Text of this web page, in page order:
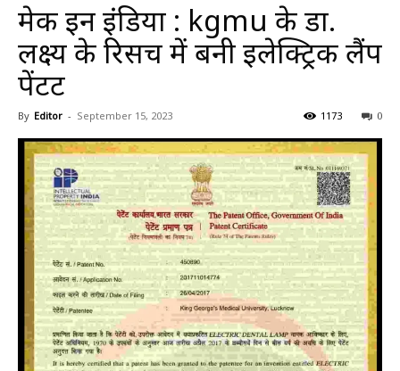
मेक इन इंडिया : kgmu के डा.
लक्ष्य के रिसर्च में बनी इलेक्ट्रिक लैंप
पेंटट
By Editor - September 15, 2023 0
1173